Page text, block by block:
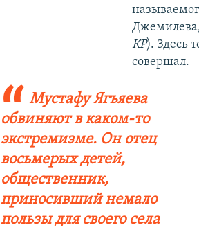
КР). Здесь
совершал.
Мустафу Ягъяева
обвиняют в каком-то
экстремизме. Он отец
восьмерых детей,
общественник,
приносивший немало
пользы для своего села